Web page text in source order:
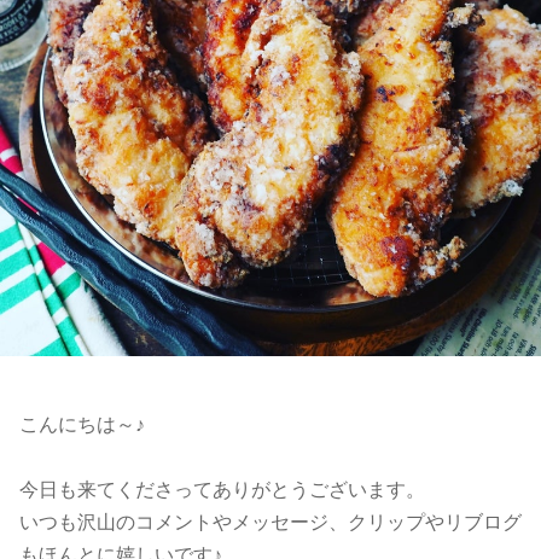
こんにちは～♪
今日も来てくださってありがとうございます。
いつも沢山のコメントやメッセージ、クリップやリブログ
もほんとに嬉しいです♪